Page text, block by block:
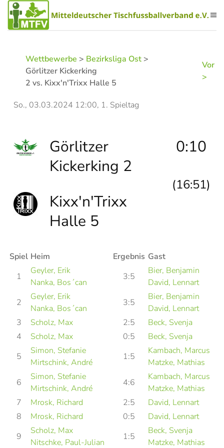
Zum Hauptinhalt springen
Wettbewerbe > Bezirksliga Ost >
Görlitzer Kickerking
2 vs. Kixx'n'Trixx Halle 5
Vor
>
So., 03.03.2024 12:00, 1. Spieltag
Görlitzer
Kickerking 2
0:10
(16:51)
Kixx'n'Trixx
Halle 5
Spiel Heim Ergebnis Gast
1
Geyler, Erik
Nanka, Bos´can
3:5
Bier, Benjamin
David, Lennart
2
Geyler, Erik
Nanka, Bos´can
3:5
Bier, Benjamin
David, Lennart
3
Scholz, Max 2:5
Beck, Svenja
4
Scholz, Max 0:5
Beck, Svenja
5
Simon, Stefanie
Mirtschink, André
1:5
Kambach, Marcus
Matzke, Mathias
6
Simon, Stefanie
Mirtschink, André
4:6
Kambach, Marcus
Matzke, Mathias
7
Mrosk, Richard 2:5
David, Lennart
8
Mrosk, Richard 0:5
David, Lennart
9
Scholz, Max
Nitschke, Paul-Julian
1:5
Beck, Svenja
Matzke, Mathias